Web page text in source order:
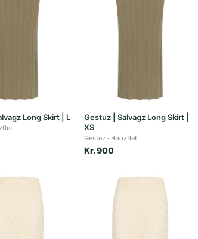
Long Skirt | L
Gestuz | Salvagz Long Skirt |
XS
Gestuz Booztlet
Kr. 900